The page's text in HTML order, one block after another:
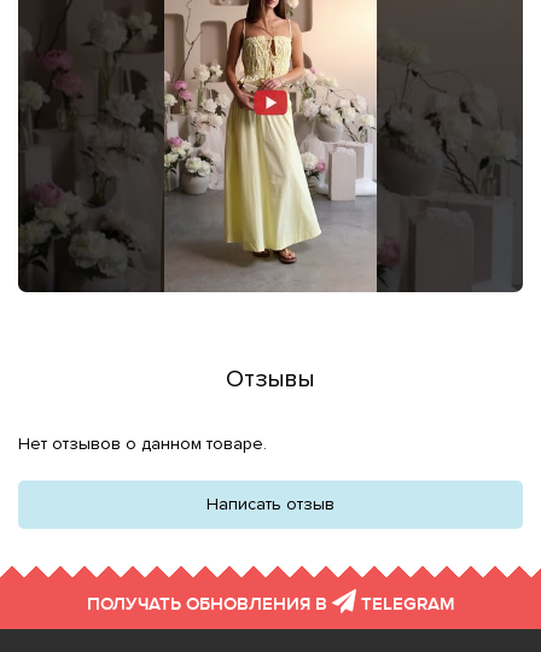
Отзывы
Нет отзывов о данном товаре.
Написать отзыв
ПОЛУЧАТЬ ОБНОВЛЕНИЯ В TELEGRAM